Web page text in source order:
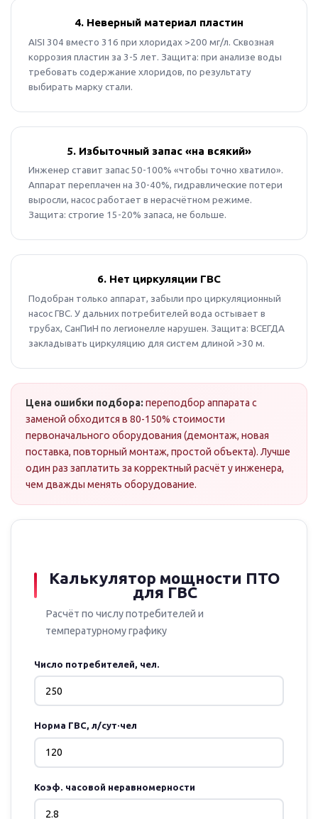
4. Неверный материал пластин
AISI 304 вместо 316 при хлоридах >200 мг/л. Сквозная
коррозия пластин за 3-5 лет. Защита: при анализе воды
требовать содержание хлоридов, по результату
выбирать марку стали.
5. Избыточный запас «на всякий»
Инженер ставит запас 50-100% «чтобы точно хватило».
Аппарат переплачен на 30-40%, гидравлические потери
выросли, насос работает в нерасчётном режиме.
Защита: строгие 15-20% запаса, не больше.
6. Нет циркуляции ГВС
Подобран только аппарат, забыли про циркуляционный
насос ГВС. У дальних потребителей вода остывает в
трубах, СанПиН по легионелле нарушен. Защита: ВСЕГДА
закладывать циркуляцию для систем длиной >30 м.
Цена ошибки подбора: переподбор аппарата с
заменой обходится в 80-150% стоимости
первоначального оборудования (демонтаж, новая
поставка, повторный монтаж, простой объекта). Лучше
один раз заплатить за корректный расчёт у инженера,
чем дважды менять оборудование.
Калькулятор мощности ПТО
для ГВС
Расчёт по числу потребителей и
температурному графику
Число потребителей, чел.
Норма ГВС, л/сут·чел
Коэф. часовой неравномерности